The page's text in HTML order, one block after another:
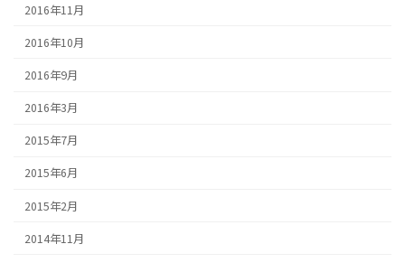
2016年11月
2016年10月
2016年9月
2016年3月
2015年7月
2015年6月
2015年2月
2014年11月